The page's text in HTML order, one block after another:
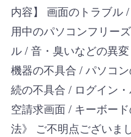
内容】 画面のトラブル
用中のパソコンフリー
ル / 音・臭いなどの異
機器の不具合 / パソコ
続の不具合 / ログイン
空請求画面 / キーボー
法》 ご不明点ございま